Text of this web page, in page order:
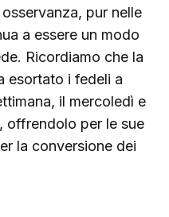
pur nelle
a essere un modo
Ricordiamo che la
esortato i fedeli a
il mercoledì e
offrendolo per le sue
la conversione dei